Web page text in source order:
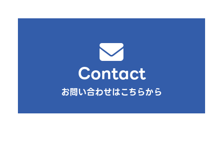
Contact
お問い合わせはこちらから